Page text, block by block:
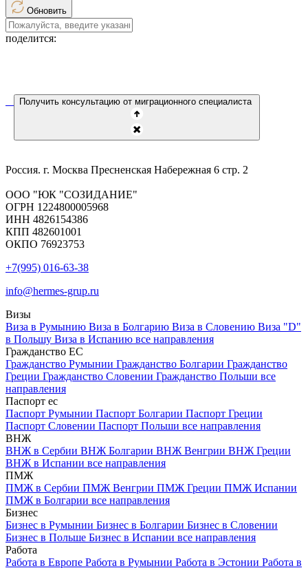
Обновить
поделится:
Получить консультацию от миграционного специалиста
Россия. г. Москва Пресненская Набережная 6 стр. 2
ООО "ЮК "СОЗИДАНИЕ"
ОГРН 1224800005968
ИНН 4826154386
КПП 482601001
ОКПО 76923753
+7(995) 016-63-38
info@hermes-grup.ru
Визы
Виза в Румынию Виза в Болгарию Виза в Словению Виза "D"
в Польшу Виза в Испанию все направления
Гражданство ЕС
Гражданство Румынии Гражданство Болгарии Гражданство
Греции Гражданство Словении Гражданство Польши все
направления
Паспорт ес
Паспорт Румынии Паспорт Болгарии Паспорт Греции
Паспорт Словении Паспорт Польши все направления
ВНЖ
ВНЖ в Сербии ВНЖ Болгарии ВНЖ Венгрии ВНЖ Греции
ВНЖ в Испании все направления
ПМЖ
ПМЖ в Сербии ПМЖ Венгрии ПМЖ Греции ПМЖ Испании
ПМЖ в Болгарии все направления
Бизнес
Бизнес в Румынии Бизнес в Болгарии Бизнес в Словении
Бизнес в Польше Бизнес в Испании все направления
Работа
Работа в Европе Работа в Румынии Работа в Эстонии Работа в